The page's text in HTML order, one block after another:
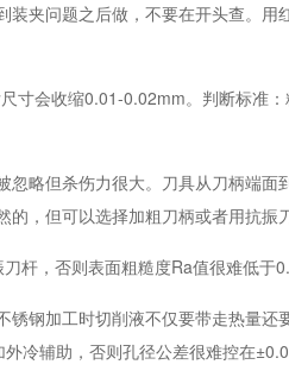
夹问题之后做，不要在开头查。
寸会收缩0.01-0.02mm。判断标准
略但杀伤力很大。刀具从刀柄端
，但可以选择加粗刀柄或者用抗振
杆，否则表面粗糙度Ra值很难低于
锈钢加工时切削液不仅要带走热量
冷辅助，否则孔径公差很难控在